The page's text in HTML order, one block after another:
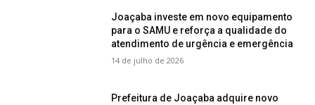
Joaçaba investe em novo equipamento
para o SAMU e reforça a qualidade do
atendimento de urgência e emergência
14 de julho de 2026
Prefeitura de Joaçaba adquire novo